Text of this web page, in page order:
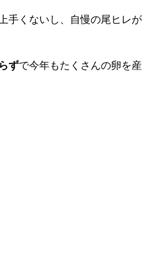
手くないし、自慢の尾ヒレが
ずで今年もたくさんの卵を産